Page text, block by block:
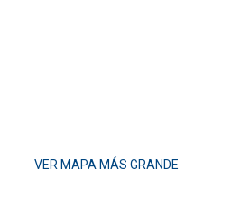
VER MAPA MÁS GRANDE